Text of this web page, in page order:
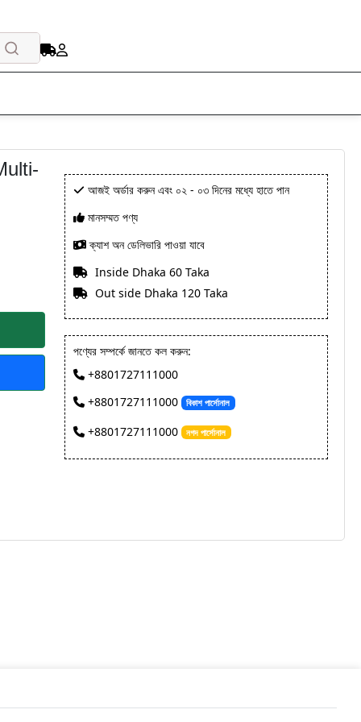
আজই অর্ডার করুন এবং ০২ - ০৩ দিনের মধ্যে হাতে পান
মানসম্মত পণ্য
ক্যাশ অন ডেলিভারি পাওয়া যাবে
Inside Dhaka 60 Taka
Out side Dhaka 120 Taka
পণ্যের সম্পর্কে জানতে কল করুন:
+8801727111000
+8801727111000
বিকাশ পার্সোনাল
+8801727111000 নগদ পার্সোনাল